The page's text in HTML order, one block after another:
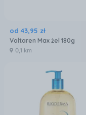
od 43,95 zł
Voltaren Max żel 180g
0,1 km